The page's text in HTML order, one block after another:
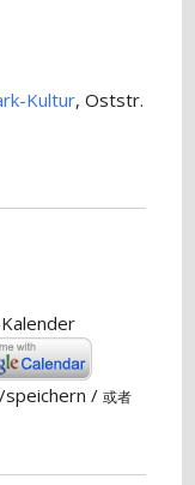
Kultur, Oststr.
speichern /或者